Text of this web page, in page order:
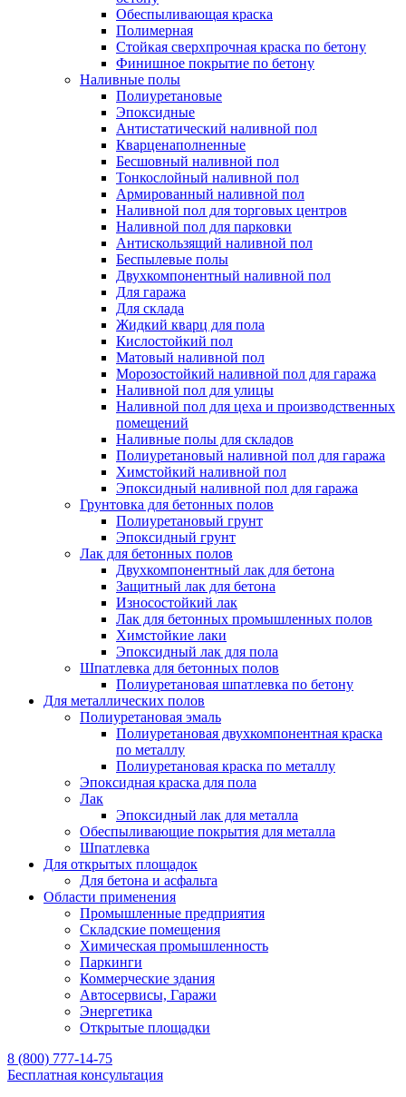
Обеспыливающая краска
Полимерная
Стойкая сверхпрочная краска по бетону
Финишное покрытие по бетону
Наливные полы
Полиуретановые
Эпоксидные
Антистатический наливной пол
Кварценаполненные
Бесшовный наливной пол
Тонкослойный наливной пол
Армированный наливной пол
Наливной пол для торговых центров
Наливной пол для парковки
Антискользящий наливной пол
Беспылевые полы
Двухкомпонентный наливной пол
Для гаража
Для склада
Жидкий кварц для пола
Кислостойкий пол
Матовый наливной пол
Морозостойкий наливной пол для гаража
Наливной пол для улицы
Наливной пол для цеха и производственных
помещений
Наливные полы для складов
Полиуретановый наливной пол для гаража
Химстойкий наливной пол
Эпоксидный наливной пол для гаража
Грунтовка для бетонных полов
Полиуретановый грунт
Эпоксидный грунт
Лак для бетонных полов
Двухкомпонентный лак для бетона
Защитный лак для бетона
Износостойкий лак
Лак для бетонных промышленных полов
Химстойкие лаки
Эпоксидный лак для пола
Шпатлевка для бетонных полов
Полиуретановая шпатлевка по бетону
Для металлических полов
Полиуретановая эмаль
Полиуретановая двухкомпонентная краска
по металлу
Полиуретановая краска по металлу
Эпоксидная краска для пола
Лак
Эпоксидный лак для металла
Обеспыливающие покрытия для металла
Шпатлевка
Для открытых площадок
Для бетона и асфальта
Области применения
Промышленные предприятия
Складские помещения
Химическая промышленность
Паркинги
Коммерческие здания
Автосервисы, Гаражи
Энергетика
Открытые площадки
8 (800) 777-14-75
Бесплатная консультация